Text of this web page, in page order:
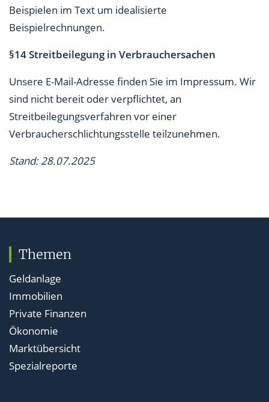
Beispielen im Text um idealisierte
Beispielrechnungen.
§14 Streitbeilegung in Verbrauchersachen
Unsere E-Mail-Adresse finden Sie im Impressum. Wir
sind nicht bereit oder verpflichtet, an
Streitbeilegungsverfahren vor einer
Verbraucherschlichtungsstelle teilzunehmen.
Stand: 28.07.2025
Themen
Geldanlage
Immobilien
Private Finanzen
Ökonomie
Marktübersicht
Spezialreporte